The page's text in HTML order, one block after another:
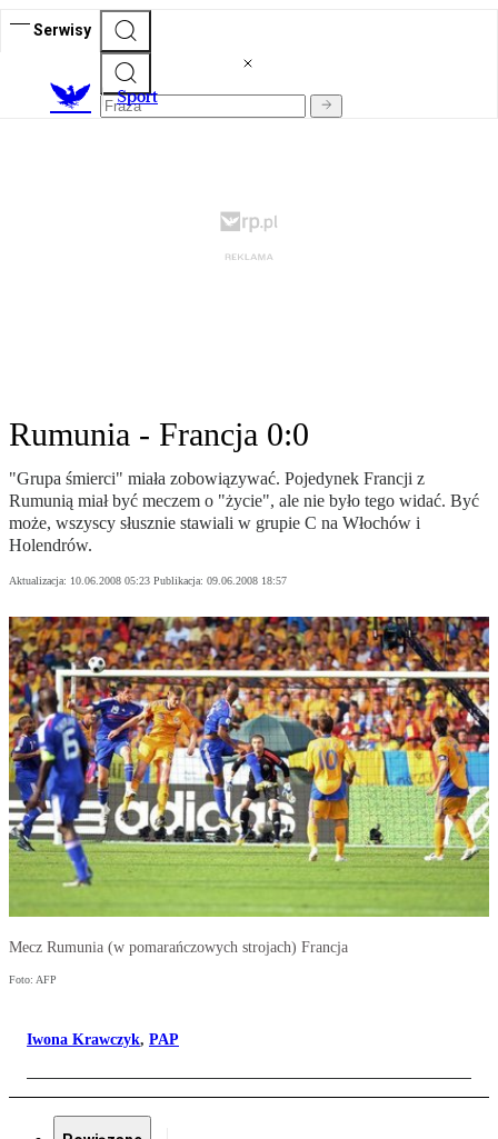
Serwisy
Sport
Rumunia - Francja 0:0
"Grupa śmierci" miała zobowiązywać. Pojedynek Francji z
Rumunią miał być meczem o "życie", ale nie było tego widać. Być
może, wszyscy słusznie stawiali w grupie C na Włochów i
Holendrów.
Aktualizacja: 10.06.2008 05:23 Publikacja: 09.06.2008 18:57
Mecz Rumunia (w pomarańczowych strojach) Francja
Foto: AFP
Iwona Krawczyk, PAP